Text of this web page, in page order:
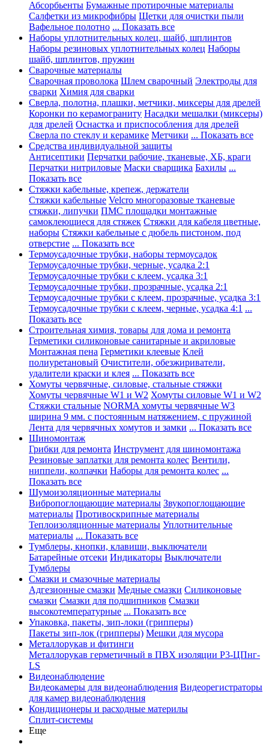
Абсорбьенты Бумажные протирочные материалы
Салфетки из микрофибры Щетки для очистки пыли
Вафельное полотно ... Показать все
Наборы уплотнительных колец, шайб, шплинтов
Наборы резиновых уплотнительных колец Наборы
шайб, шплинтов, пружин
Сварочные материалы
Сварочная проволока Шлем сварочный Электроды для
сварки Химия для сварки
Сверла, полотна, плашки, метчики, миксеры для дрелей
Коронки по керамограниту Насадки мешалки (миксеры)
для дрелей Оснастка и приспособления для дрелей
Сверла по стеклу и керамике Метчики ... Показать все
Средства индивидуальной защиты
Антисептики Перчатки рабочие, тканевые, ХБ, краги
Перчатки нитриловые Маски сварщика Бахилы ...
Показать все
Стяжки кабельные, крепеж, держатели
Стяжки кабельные Velcro многоразовые тканевые
стяжки, липучки ПМС площадки монтажные
самоклеющиеся для стяжек Стяжки для кабеля цветные,
наборы Стяжки кабельные с дюбель пистоном, под
отверстие ... Показать все
Термоусадочные трубки, наборы термоусадок
Термоусадочные трубки, черные, усадка 2:1
Термоусадочные трубки с клеем, усадка 3:1
Термоусадочные трубки, прозрачные, усадка 2:1
Термоусадочные трубки с клеем, прозрачные, усадка 3:1
Термоусадочные трубки с клеем, черные, усадка 4:1 ...
Показать все
Строительная химия, товары для дома и ремонта
Герметики силиконовые санитарные и акриловые
Монтажная пена Герметики клеевые Клей
полиуретановый Очистители, обезжириватели,
удалители краски и клея ... Показать все
Хомуты червячные, силовые, стальные стяжки
Хомуты червячные W1 и W2 Хомуты силовые W1 и W2
Стяжки стальные NORMA хомуты червячные W3
ширина 9 мм. с постоянным натяжением, с пружиной
Лента для червячных хомутов и замки ... Показать все
Шиномонтаж
Грибки для ремонта Инструмент для шиномонтажа
Резиновые заплатки для ремонта колес Вентили,
ниппели, колпачки Наборы для ремонта колес ...
Показать все
Шумоизоляционные материалы
Вибропоглощающие материалы Звукопоглощающие
материалы Противоскрипные материалы
Теплоизоляционные материалы Уплотнительные
материалы ... Показать все
Тумблеры, кнопки, клавиши, выключатели
Батарейные отсеки Индикаторы Выключатели
Тумблеры
Смазки и смазочные материалы
Адгезионные смазки Медные смазки Силиконовые
смазки Смазки для подшипников Смазки
высокотемпературные ... Показать все
Упаковка, пакеты, зип-локи (грипперы)
Пакеты зип-лок (грипперы) Мешки для мусора
Металлорукав и фитинги
Металлорукав герметичный в ПВХ изоляции Р3-ЦПнг-
LS
Видеонаблюдение
Видеокамеры для видеонаблюдения Видеорегистраторы
для камер видеонаблюдения
Кондиционеры и расходные материлы
Сплит-системы
Еще